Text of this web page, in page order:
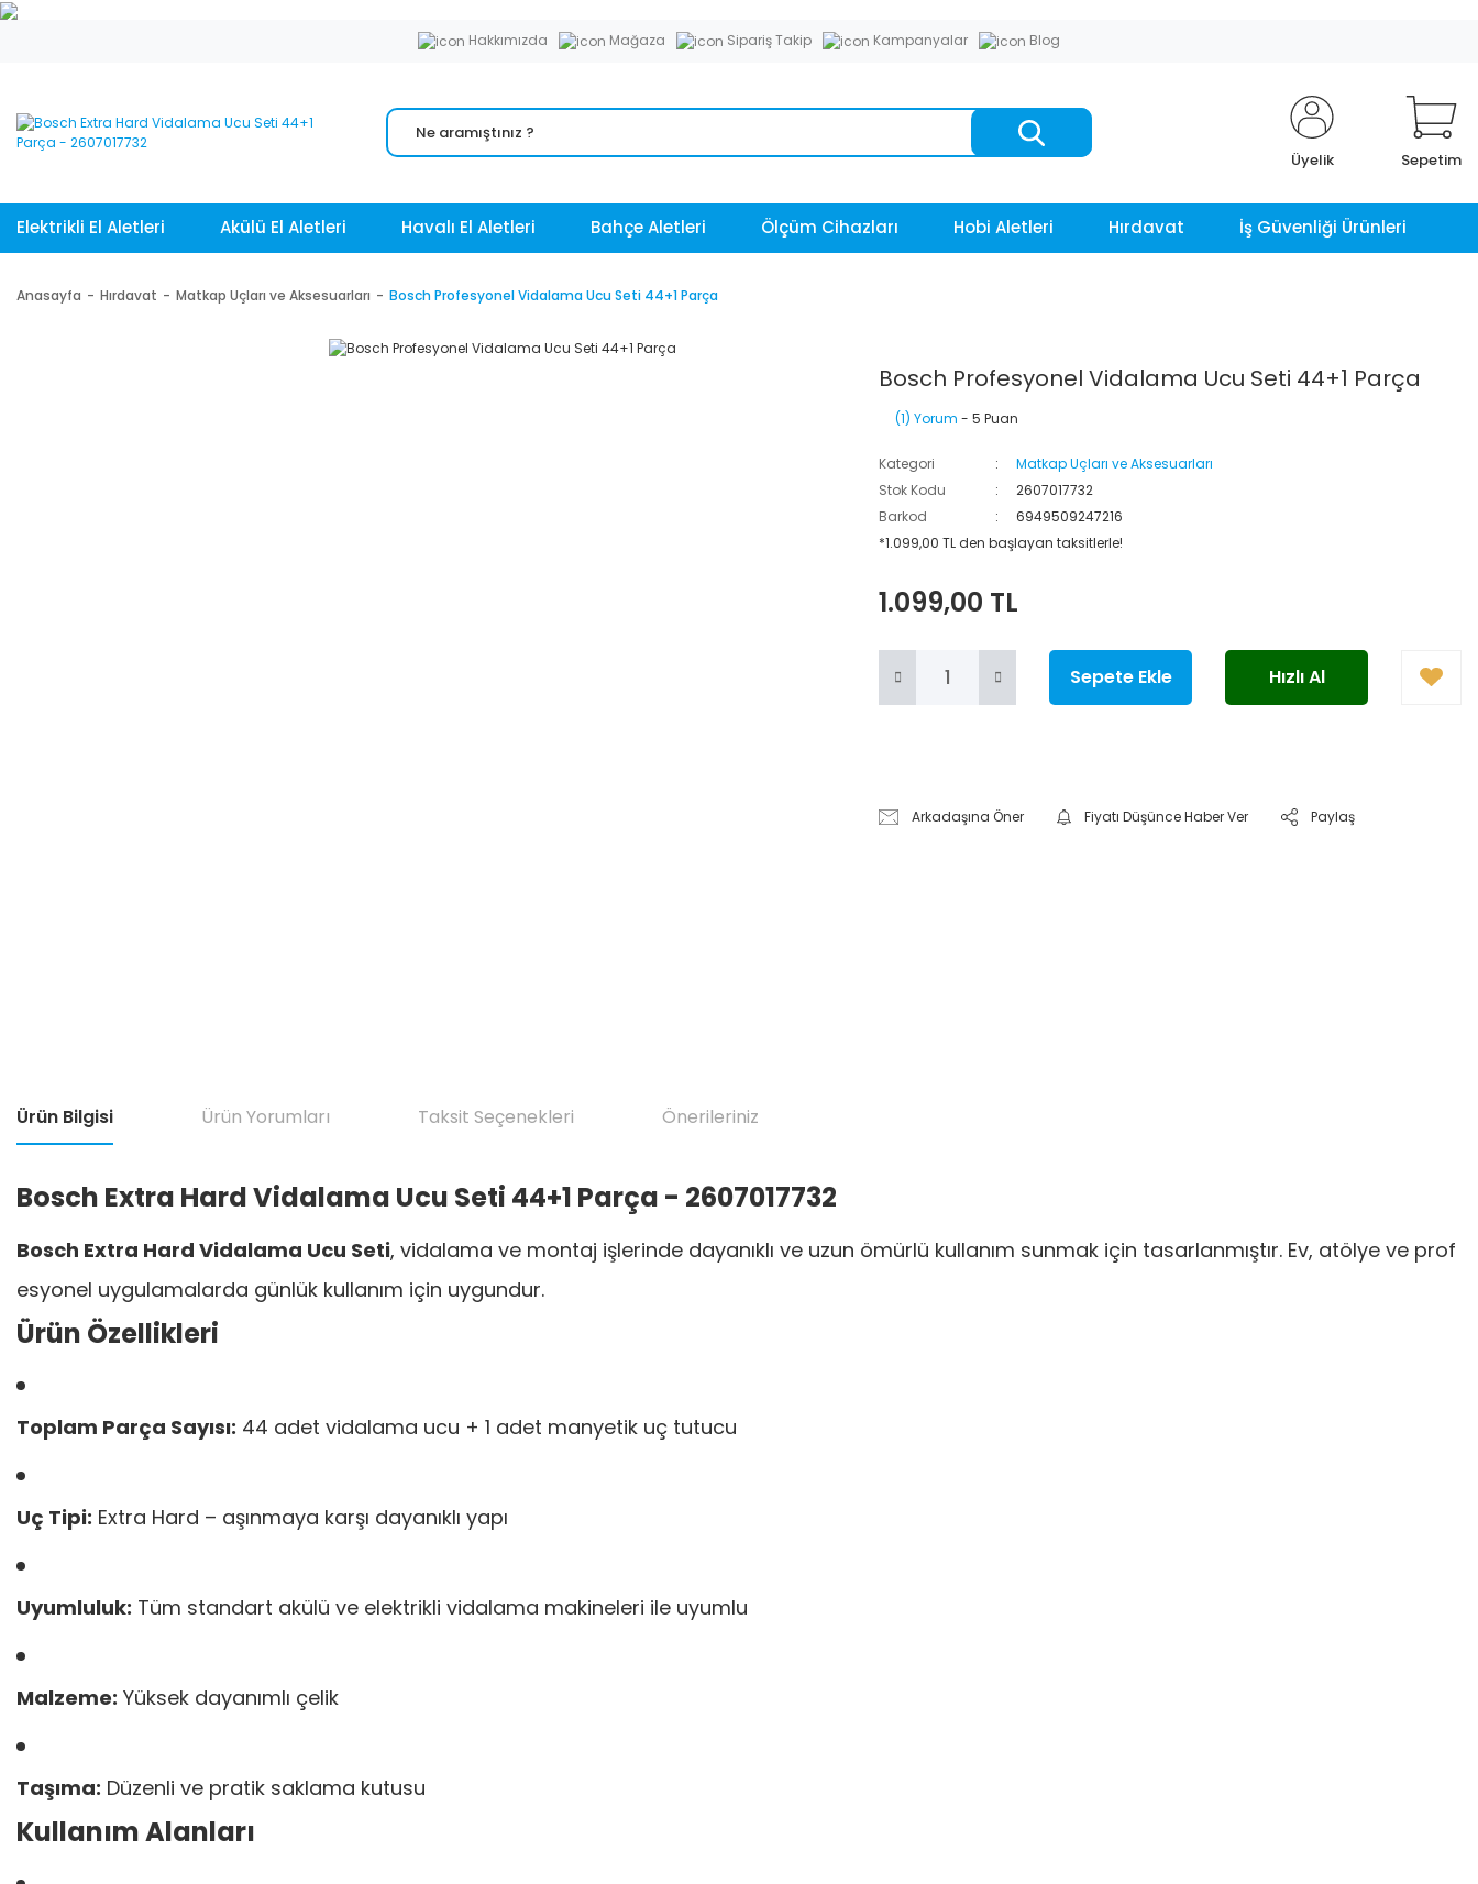
Hakkımızda Mağaza Sipariş Takip Kampanyalar Blog
Üyelik Sepetim
Elektrikli El Aletleri Akülü El Aletleri Havalı El Aletleri Bahçe Aletleri Ölçüm Cihazları Hobi Aletleri Hırdavat İş Güvenliği Ürünleri
Anasayfa Hırdavat Matkap Uçları ve Aksesuarları Bosch Profesyonel Vidalama Ucu Seti 44+1 Parça
Bosch Profesyonel Vidalama Ucu Seti 44+1 Parça
(1) Yorum - 5 Puan
Kategori
Matkap Uçları ve Aksesuarları
Stok Kodu
2607017732
Barkod
6949509247216
*1.099,00 TL den başlayan taksitlerle!
1.099,00 TL
Sepete Ekle Hızlı Al
Arkadaşına Öner Fiyatı Düşünce Haber Ver Paylaş
Ürün Bilgisi Ürün Yorumları Taksit Seçenekleri Önerileriniz
Bosch Extra Hard Vidalama Ucu Seti 44+1 Parça - 2607017732
Bosch Extra Hard Vidalama Ucu Seti, vidalama ve montaj işlerinde dayanıklı ve uzun ömürlü kullanım sunmak için tasarlanmıştır. Ev, atölye ve prof
esyonel uygulamalarda günlük kullanım için uygundur.
Ürün Özellikleri
Toplam Parça Sayısı: 44 adet vidalama ucu + 1 adet manyetik uç tutucu
Uç Tipi: Extra Hard – aşınmaya karşı dayanıklı yapı
Uyumluluk: Tüm standart akülü ve elektrikli vidalama makineleri ile uyumlu
Malzeme: Yüksek dayanımlı çelik
Taşıma: Düzenli ve pratik saklama kutusu
Kullanım Alanları